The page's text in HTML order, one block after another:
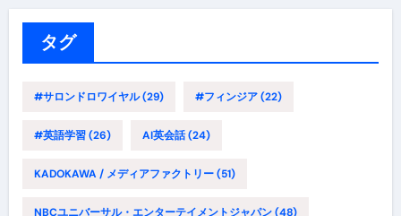
タグ
#サロンドロワイヤル(29) #フィンジア(22)
#英語学習(26) AI英会話(24)
KADOKAWA / メディアファクトリー(51)
NBCユニバーサル・エンターテイメントジャパン(48)